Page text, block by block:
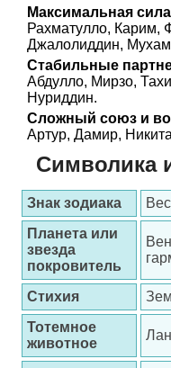
Максимальная
Рахматулло,
Джалолиддин,
Стабильные
Абдулло, Мирзо,
Нуриддин.
Сложный союз и
Артур, Дамир,
Символика
Знак зодиака
Планета или
звезда
покровитель
Стихия
Тотемное
животное